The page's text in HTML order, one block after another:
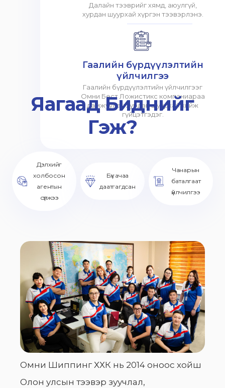
Далайн тээврийг хямд, аюулгүй,
хурдан шуурхай хүргэн тээвэрлэнэ.
Гаалийн бүрдүүлэлтийн
үйлчилгээ
Гаалийн бүрдүүлэлтийн үйлчилгээг
Омни Бест Ложистикс компаниараа
дамжуулан хурдан шуурхай хийж
гүйцэтгэдэг.
Яагаад Биднийг
Гэж?
Дэлхийг
холбосон
агентын
сүлжээ
Бүх ачаа
даатгагдсан
Чанарын
баталгаат
үйлчилгээ
Омни Шиппинг ХХК нь 2014 оноос хойш
Олон улсын тээвэр зуучлал,